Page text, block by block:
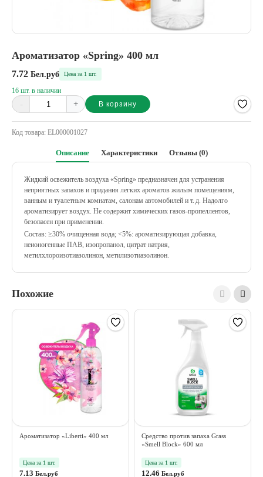
Ароматизатор «Spring» 400 мл
7.72 Бел.руб Цена за 1 шт.
16 шт. в наличии
- + В корзину
Alternative:
Код товара: EL000001027
Описание Характеристики Отзывы (0)
Жидкий освежитель воздуха «Spring» предназначен для устранения
неприятных запахов и придания легких ароматов жилым помещениям,
ванным и туалетным комнатам, салонам автомобилей и т. д. Надолго
ароматизирует воздух. Не содержит химических газов-пропеллентов,
безопасен при применении.
Состав: ≥30% очищенная вода; <5%: ароматизирующая добавка,
неионогенные ПАВ, изопропанол, цитрат натрия,
метилхлороизотиазолинон, метилизотиазолинон.
Похожие
Ароматизатор «Liberti» 400 мл
Цена за 1 шт.
7.13 Бел.руб
Средство против запаха Grass
«Smell Block» 600 мл
Цена за 1 шт.
12.46 Бел.руб